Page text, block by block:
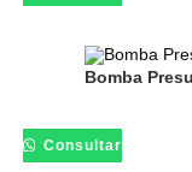
Bomba
Consultar